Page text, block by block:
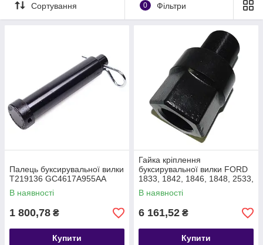
Сортування 0 Фільтри
Палець буксирувальної вилки
T219136 GC4617A955AA
В наявності
1 800,78 ₴
Купити
Гайка кріплення
буксирувальної вилки FORD
1833, 1842, 1846, 1848, 2533,
2633, 3542D, 3542 T219141
GC4617B787AA
В наявності
6 161,52 ₴
Купити